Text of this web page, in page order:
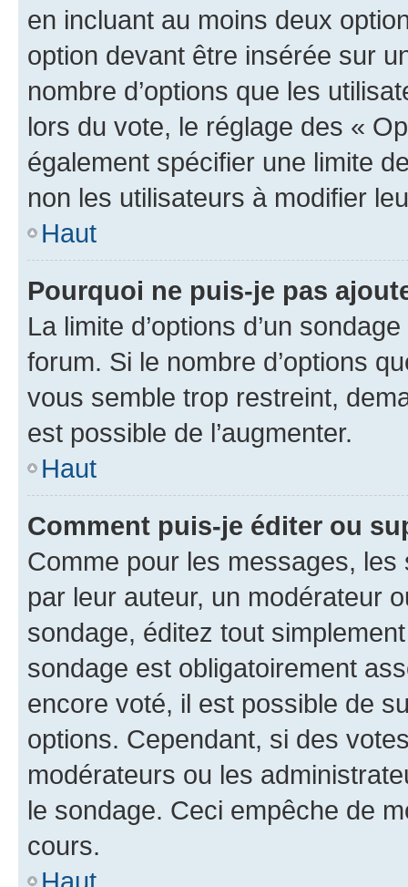
en incluant au moins deux
option devant être insérée sur
nombre d’options que les
lors du vote, le réglage des «
également spécifier une limite
non les utilisateurs à modifier
Haut
Pourquoi ne puis-je pas
La limite d’options d’un
forum. Si le nombre d’options
vous semble trop restreint,
est possible de l’augmenter.
Haut
Comment puis-je éditer ou
Comme pour les messages,
par leur auteur, un modérateur
sondage, éditez tout
sondage est obligatoirement
encore voté, il est possible de
options. Cependant, si des
modérateurs ou les
le sondage. Ceci empêche de
cours.
Haut